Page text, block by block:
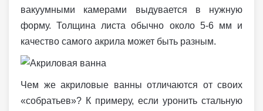
вакуумными камерами выдувается в нужную
форму. Толщина листа обычно около 5-6 мм и
качество самого акрила может быть разным.
Чем же акриловые ванны отличаются от своих
«собратьев»? К примеру, если уронить стальную